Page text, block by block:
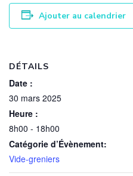
Ajouter au calendrier
DÉTAILS
Date :
30 mars 2025
Heure :
8h00 - 18h00
Catégorie d’Évènement:
Vide-greniers